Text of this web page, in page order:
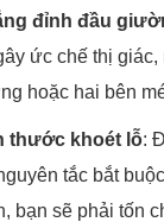
đỉnh đầu
ức chế thị
hoặc hai bên
thước khoét lỗ:
tắc bắt
bạn sẽ phải tốn